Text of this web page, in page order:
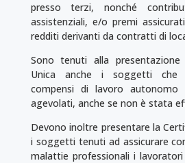
presso terzi, nonché
assistenziali, e/o premi
redditi derivanti da contratti di
Sono tenuti alla presentazione
Unica anche i soggetti che
compensi di lavoro
agevolati, anche se non è stata
Devono inoltre presentare la
i soggetti tenuti ad assicurare
malattie professionali i